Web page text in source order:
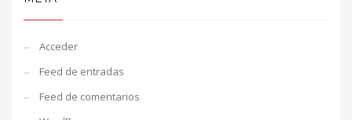
Acceder
Feed de entradas
Feed de comentarios